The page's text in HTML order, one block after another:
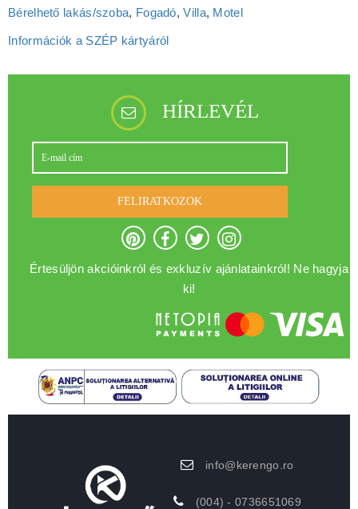
Bérelhető lakás/szoba, Fogadó,Villa, Motel
Információk a SZÉP kártyáról
HÍRLEVÉL
FELIRATKOZOK
Értesüljön akcióinkról és exkluzív ajánlatainkról! Ne hagyja
ki!
info@kerengo.ro
(004) - 0736651069